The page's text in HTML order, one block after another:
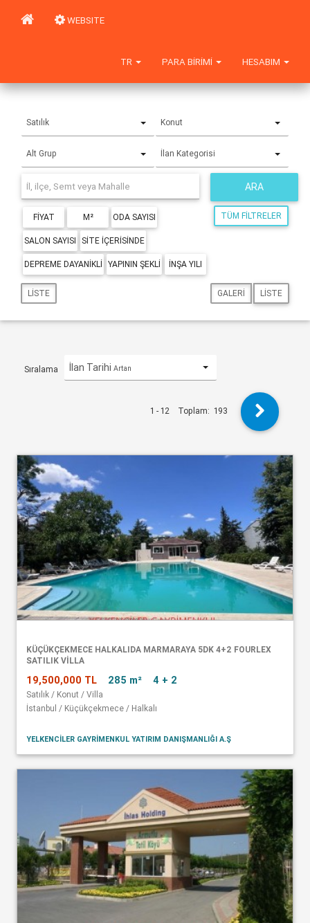
WEBSITE
HESABIM
PARA BIRIMI
TR
Satılık Konut
Alt Grup İlan Kategorisi
ARA
FIYAT M² ODA SAYISI
SALON SAYISI SITE IÇERISINDE
DEPREME DAYANIKLI YAPININ ŞEKLI İNŞA YILI
TÜM FILTRELER
LISTE GALERI LISTE
Sıralama İlan Tarihi Artan
1 - 12 Toplam: 193
KÜÇÜKÇEKMECE HALKALIDA MARMARAYA 5DK 4+2 FOURLEX
SATILIK VİLLA
19,500,000 TL 285 m² 4 + 2
Satılık / Konut / Villa
İstanbul / Küçükçekmece / Halkalı
YELKENCİLER GAYRİMENKUL YATIRIM DANIŞMANLIĞI A.Ş